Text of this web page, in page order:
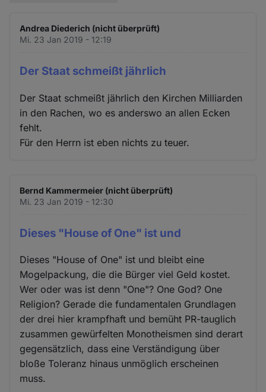
Andrea Diederich (nicht überprüft)
Mi. 23 Jan 2019 - 12:19
Der Staat schmeißt jährlich
Der Staat schmeißt jährlich den Kirchen Milliarden
in den Rachen, wo es anderswo an allen Ecken
fehlt.
Für den Herrn ist eben nichts zu teuer.
Bernd Kammermeier (nicht überprüft)
Mi. 23 Jan 2019 - 12:30
Dieses "House of One" ist und
Dieses "House of One" ist und bleibt eine
Mogelpackung, die die Bürger viel Geld kostet.
Wer oder was ist denn "One"? One God? One
Religion? Gerade die fundamentalen Grundlagen
der drei hier krampfhaft und bemüht PR-tauglich
zusammen gewürfelten Monotheismen sind derart
gegensätzlich, dass eine Verständigung über
bloße Toleranz hinaus unmöglich erscheinen
muss.